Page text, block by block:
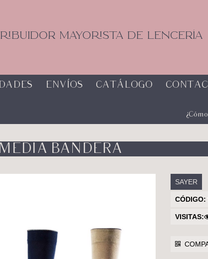
MAYORISTA DE LENCERÍA
ENVÍOS CATÁLOGO
BANDERA
SAYER
CÓDIGO:
VISITAS: